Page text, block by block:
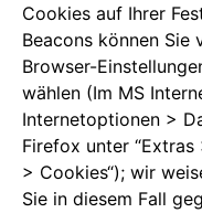
Cookies auf Ihrer
Beacons können Sie
Browser-
wählen (Im MS
Internetoptionen >
Firefox unter
> Cookies“); wir
Sie in diesem Fall